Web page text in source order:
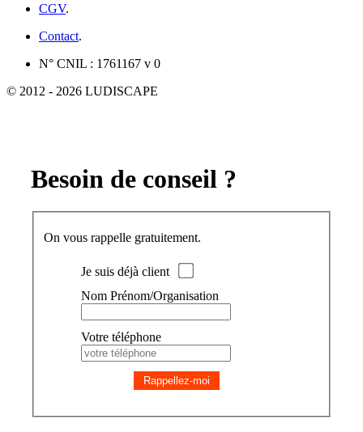
CGV.
Contact.
N° CNIL : 1761167 v 0
© 2012 - 2026 LUDISCAPE
Besoin de conseil ?
On vous rappelle gratuitement.
Je suis déjà client
Nom Prénom/Organisation
Votre téléphone